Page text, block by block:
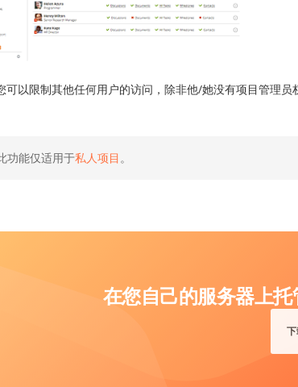
可以限制其他任何用户的访问，除非他/她没有项目管理员
功能仅适用于私人项目。
在您自己的服务器上托